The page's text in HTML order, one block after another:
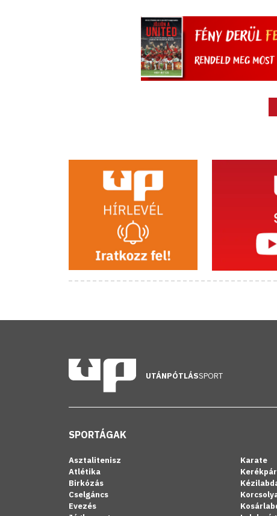
UTÁNPÓTLÁSSPORT
SPORTÁGAK
Asztalitenisz
Atlétika
Birkózás
Cselgáncs
Evezés
Karate